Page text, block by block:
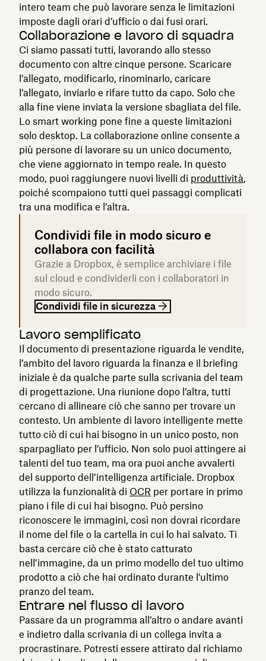
intero team che può lavorare senza le limitazioni
imposte dagli orari d’ufficio o dai fusi orari.
Collaborazione e lavoro di squadra
Ci siamo passati tutti, lavorando allo stesso
documento con altre cinque persone. Scaricare
l’allegato, modificarlo, rinominarlo, caricare
l’allegato, inviarlo e rifare tutto da capo. Solo che
alla fine viene inviata la versione sbagliata del file.
Lo smart working pone fine a queste limitazioni
solo desktop. La collaborazione online consente a
più persone di lavorare su un unico documento,
che viene aggiornato in tempo reale. In questo
modo, puoi raggiungere nuovi livelli di produttività,
poiché scompaiono tutti quei passaggi complicati
tra una modifica e l’altra.
Condividi file in modo sicuro e
collabora con facilità
Grazie a Dropbox, è semplice archiviare i file
sul cloud e condividerli con i collaboratori in
modo sicuro.
Condividi file in sicurezza
Lavoro semplificato
Il documento di presentazione riguarda le vendite,
l’ambito del lavoro riguarda la finanza e il briefing
iniziale è da qualche parte sulla scrivania del team
di progettazione. Una riunione dopo l’altra, tutti
cercano di allineare ciò che sanno per trovare un
contesto. Un ambiente di lavoro intelligente mette
tutto ciò di cui hai bisogno in un unico posto, non
sparpagliato per l’ufficio. Non solo puoi attingere ai
talenti del tuo team, ma ora puoi anche avvalerti
del supporto dell’intelligenza artificiale. Dropbox
utilizza la funzionalità di OCR per portare in primo
piano i file di cui hai bisogno. Può persino
riconoscere le immagini, così non dovrai ricordare
il nome del file o la cartella in cui lo hai salvato. Ti
basta cercare ciò che è stato catturato
nell’immagine, da un primo modello del tuo ultimo
prodotto a ciò che hai ordinato durante l’ultimo
pranzo del team.
Entrare nel flusso di lavoro
Passare da un programma all’altro o andare avanti
e indietro dalla scrivania di un collega invita a
procrastinare. Potresti essere attirato dal richiamo